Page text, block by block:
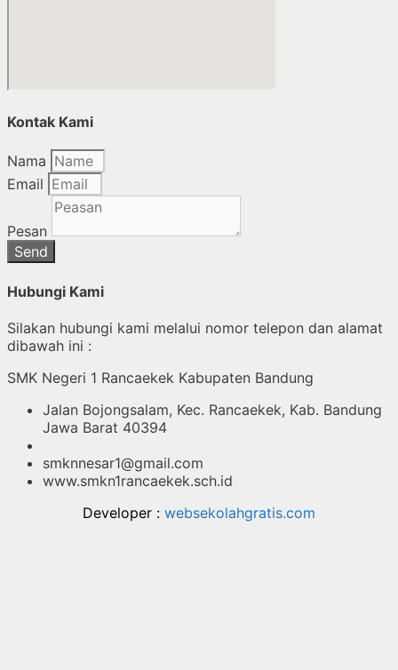
Kontak Kami
Nama
Email
Pesan
Send
Hubungi Kami
Silakan hubungi kami melalui nomor telepon dan alamat
dibawah ini :
SMK Negeri 1 Rancaekek Kabupaten Bandung
Jalan Bojongsalam, Kec. Rancaekek, Kab. Bandung
Jawa Barat 40394
smknnesar1@gmail.com
www.smkn1rancaekek.sch.id
Developer : websekolahgratis.com